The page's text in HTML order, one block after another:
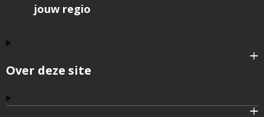
Over deze site
jouw regio